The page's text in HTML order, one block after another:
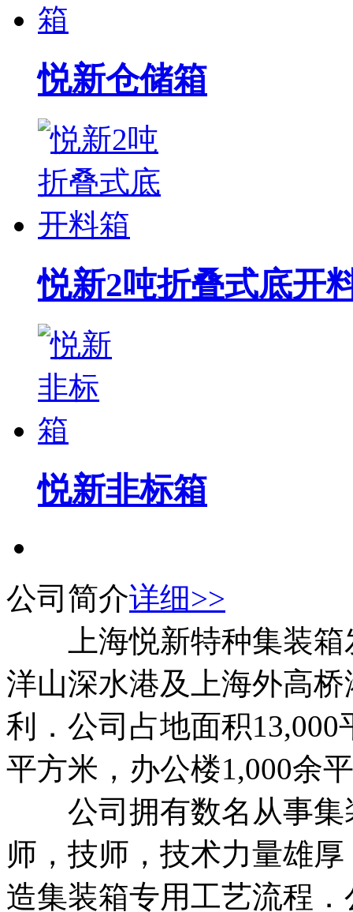
悦新仓储箱
悦新2吨折叠式底开
悦新非标箱
公司简介详细>>
上海悦新特种集装箱
洋山深水港及上海外高
利．公司占地面积
平方米，办公楼1,000余
公司拥有数名从事集
师，技师，技术力量雄
造集装箱专用工艺流程